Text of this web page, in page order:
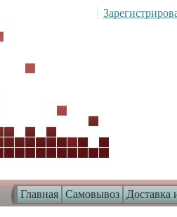
Главная Самовывоз Доставка